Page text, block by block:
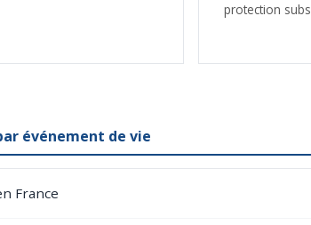
protection
événement de vie
France